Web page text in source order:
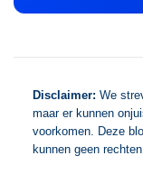
Disclaimer: We
maar er kunnen
voorkomen. Deze
kunnen geen